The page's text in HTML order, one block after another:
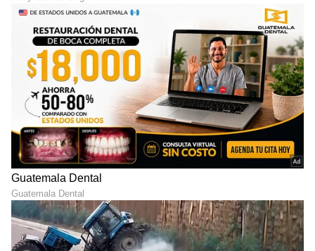
ಎಸ್‌ಐಆರ್‌(SIR) ಪ್ರಕ್ರಿಯೆ ವೇಳೆ ನಾಗರಿಕರಿಂದ ಚುನಾವಣಾ
ಆಯೋಗ ಕೇಳುವ ಬೇರೆ ಬೇರೆ ಪ್ರಮಾಣ ಪತ್ರ,
ದಾಖಲೆಗಳನ್ನು ಸರ್ಕಾರದಿಂದ ಒದಗಿಸಿಕೊಡಲು ಸರ್ಕಾರ
ಬದ್ಧವಾಗಿದೆ. ಈಗಾಗಲೇ ಅಗತ್ಯ ಕ್ರಮ ವಹಿಸಲಾಗಿದೆ. ಪ್ರತಿ
ಮನೆಗೂ ಶಾಶ್ವತವಾದ ನಿವಾಸ ಪ್ರಮಾಣ ಪತ್ರವನ್ನು
ಸುಲಭವಾಗಿ, ಕಾಲಬದ್ಧವಾಗಿ ವಿತರಣೆಗೆ ತೀರ್ಮಾನ
ಮಾಡಲಾಗಿದೆ. ಈ ಪ್ರಮಾಣ ಪತ್ರ ವಿತರಿಸಲು ಕಂದಾಯ
ಇಲಾಖೆಯ ಉಪ ತಹಶೀಲ್ದಾರರಿಗೆ ಅಧಿಕಾರ ನೀಡಿ ವಿಶೇಷ
ಆದೇಶ ಮಾಡಲಾಗಿದೆ ಎಂದು ಡಿಕೆಶಿ ತಿಳಿಸಿದರು.\B
ಮತ ಹಕ್ಕು ಇಲ್ಲದಿದ್ದರೆ ಯಾವ ಸವಲತ್ತೂ ಇಲ್ಲ